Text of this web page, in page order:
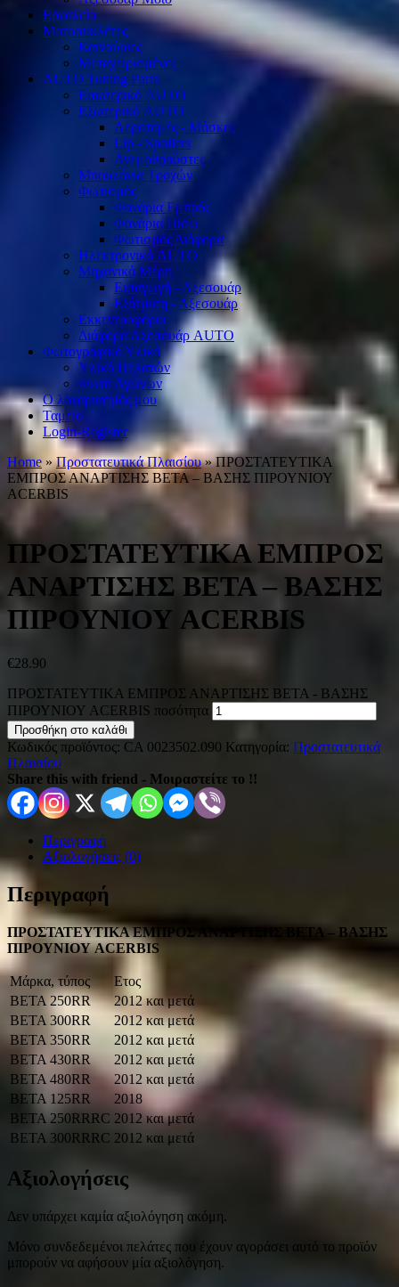
Εργαλεία
Μοτοσυκλέτες
Καινούριες
Μεταχειρισμένες
AUTO Tuning Parts
Εσωτερικό AUTO
Εξωτερικό AUTO
Αεροτομές - Μάσκες
Lip - Spoilers
Ανεμοθραύστες
Μπουλόνια Τροχών
Φωτισμός
Φανάρια Εμπρός
Φανάρια Πίσω
Φωτισμός Διάφορα
Ηλεκτρονικά AUTO
Μηχανικά Μέρη
Εισαγωγή - Αξεσουάρ
Εξάτμιση - Αξεσουάρ
Εκκεντροφόροι
Διάφορα Αξεσουάρ AUTO
Φωτογραφικό Υλικό
Υλικό Πελατών
Φωτό Αγώνων
Ο λογαριασμός μου
Ταμείο .
Login-Register
Home »Προστατευτικά Πλαισίου» ΠΡΟΣΤΑΤΕΥΤΙΚΑ
ΕΜΠΡΟΣ ΑΝΑΡΤΙΣΗΣ BETA – ΒΑΣΗΣ ΠΙΡΟΥΝΙΟΥ
ACERBIS
ΠΡΟΣΤΑΤΕΥΤΙΚΑ ΕΜΠΡΟΣ
ΑΝΑΡΤΙΣΗΣ BETA – ΒΑΣΗΣ
ΠΙΡΟΥΝΙΟΥ ACERBIS
€28.90
ΠΡΟΣΤΑΤΕΥΤΙΚΑ ΕΜΠΡΟΣ ΑΝΑΡΤΙΣΗΣ BETA - ΒΑΣΗΣ
ΠΙΡΟΥΝΙΟΥ ACERBIS ποσότητα
Προσθήκη στο καλάθι
Κωδικός προϊόντος: CA 0023502.090 Κατηγορία: Προστατευτικά
Πλαισίου
Share this with friend - Μοιραστείτε το !!
Περιγραφή
Αξιολογήσεις (0)
Περιγραφή
ΠΡΟΣΤΑΤΕΥΤΙΚΑ ΕΜΠΡΟΣ ΑΝΑΡΤΙΣΗΣ BETA – ΒΑΣΗΣ
ΠΙΡΟΥΝΙΟΥ ACERBIS
Μάρκα, τύπος
Ετος
BETA 250RR
2012 και μετά
BETA 300RR
2012 και μετά
BETA 350RR
2012 και μετά
BETA 430RR
2012 και μετά
BETA 480RR
2012 και μετά
BETA 125RR
2018
BETA 250RRRC 2012 και μετά
BETA 300RRRC 2012 και μετά
Αξιολογήσεις
Δεν υπάρχει καμία αξιολόγηση ακόμη.
Μόνο συνδεδεμένοι πελάτες που έχουν αγοράσει αυτό το προϊόν
μπορούν να αφήσουν μία αξιολόγηση.